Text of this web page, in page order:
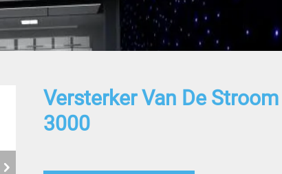
Versterker Van De Stroom
3000